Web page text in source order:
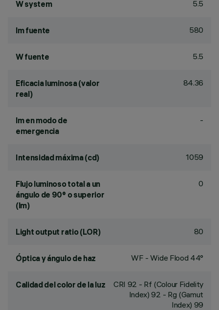
W system 5.5
lm fuente 580
W fuente 5.5
Eficacia luminosa (valor
real)
84.36
lm en modo de
emergencia
-
Intensidad máxima (cd) 1059
Flujo luminoso total a un
ángulo de 90° o superior
(lm)
0
Light output ratio (LOR) 80
Óptica y ángulo de haz WF - Wide Flood 44°
Calidad del color de la luz CRI 92 - Rf (Colour Fidelity
Index) 92 - Rg (Gamut
Index) 99